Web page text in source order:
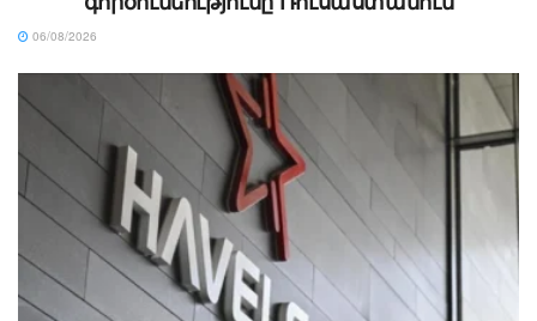
06/08/2026